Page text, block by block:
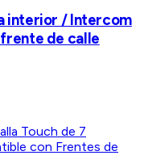
interior / Intercom
de calle